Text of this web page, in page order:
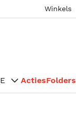
Winkels
ActiesFolders